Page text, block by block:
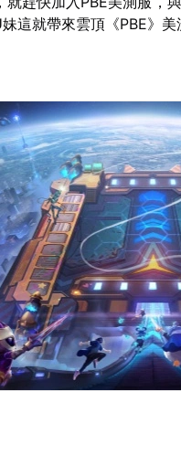
這就帶來雲頂《PBE》美